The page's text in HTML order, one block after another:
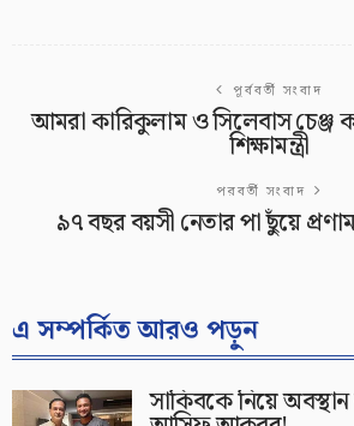
পূর্ববর্তী সংবাদ
আমরা কারিকুলাম ও সিলেবাস চেঞ্জ
শিক্ষামন্ত্রী
পরবর্তী সংবাদ
৯৭ বছর বয়সী নেতার পা ছুঁয়ে
এ সম্পর্কিত আরও পড়ুন
সাকিবকে নিয়ে